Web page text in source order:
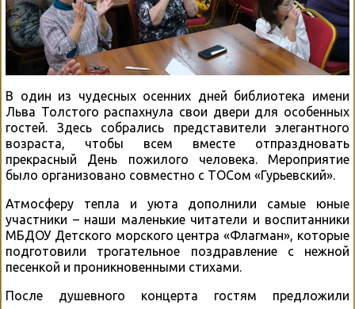
В один из чудесных осенних дней библиотека имени
Льва Толстого распахнула свои двери для особенных
гостей. Здесь собрались представители элегантного
возраста, чтобы всем вместе отпраздновать
прекрасный День пожилого человека. Мероприятие
было организовано совместно с ТОСом «Гурьевский».
Атмосферу тепла и уюта дополнили самые юные
участники – наши маленькие читатели и воспитанники
МБДОУ Детского морского центра «Флагман», которые
подготовили трогательное поздравление с нежной
песенкой и проникновенными стихами.
После душевного концерта гостям предложили